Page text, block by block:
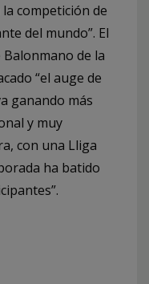
competición de
del mundo”. El
de la
“el auge de
ganando más
y muy
con una Lliga
ha batido